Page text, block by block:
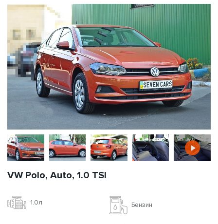
VW Polo, Auto, 1.0 TSI
1.0л Бензин